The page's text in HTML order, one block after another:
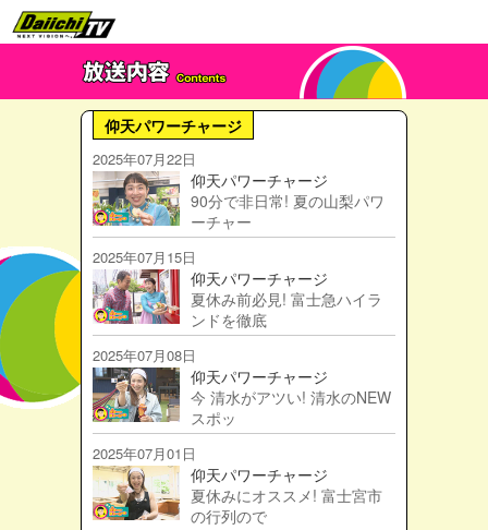
仰天パワーチャージ
2025年07月22日
仰天パワーチャージ
90分で非日常! 夏の山梨パワ
ーチャー
2025年07月15日
仰天パワーチャージ
夏休み前必見! 富士急ハイラ
ンドを徹底
2025年07月08日
仰天パワーチャージ
今 清水がアツい! 清水のNEW
スポッ
2025年07月01日
仰天パワーチャージ
夏休みにオススメ! 富士宮市
の行列ので